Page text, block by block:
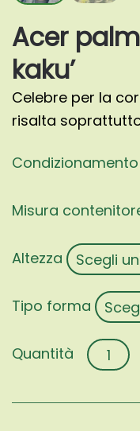
Acer
kaku’
Celebre per la
risalta
Condizionamento
Misura
Altezza
Tipo forma
Acer